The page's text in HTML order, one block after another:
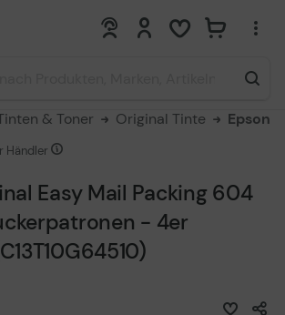
0 0
& Toner Original Tinte Epson
Easy Mail Packing 604
- 4er
Händler